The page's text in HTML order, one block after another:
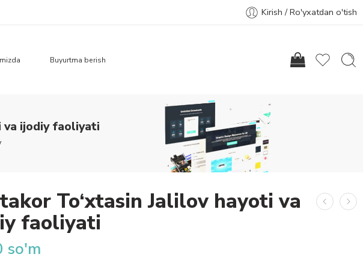
Kirish / Ro'yxatdan o'tish
Buyurtma berish
va ijodiy faoliyati
To‘xtasin Jalilov hayoti va
faoliyati
so'm